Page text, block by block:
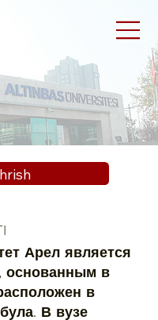
Арел является
основанным в
в
В вузе